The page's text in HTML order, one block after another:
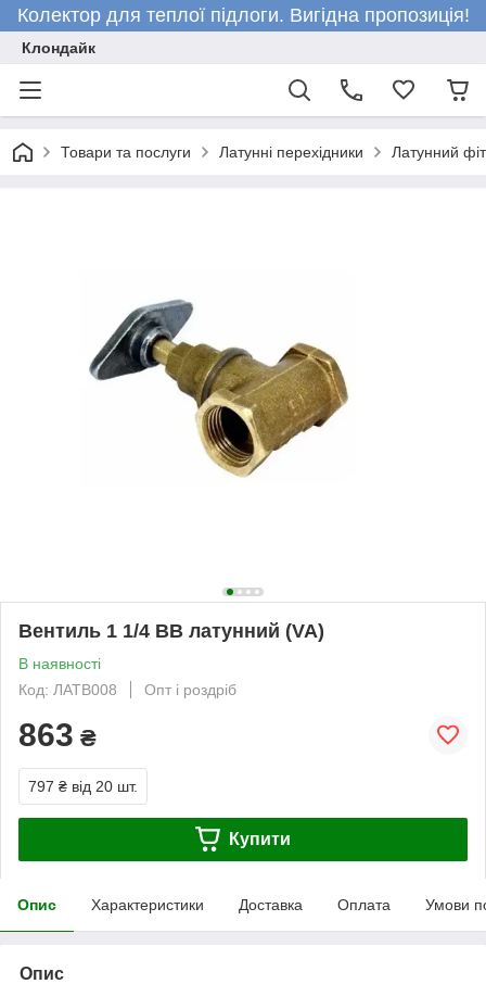
Колектор для теплої підлоги. Вигідна пропозиція!
Клондайк
Товари та послуги Латунні перехідники Латунний
Вентиль 1 1/4 ВВ латунний (VA)
В наявності
Код: ЛАТВ008
Опт і роздріб
863 ₴
797 ₴ від 20 шт.
Купити
Опис Характеристики Доставка Оплата Умови
Опис